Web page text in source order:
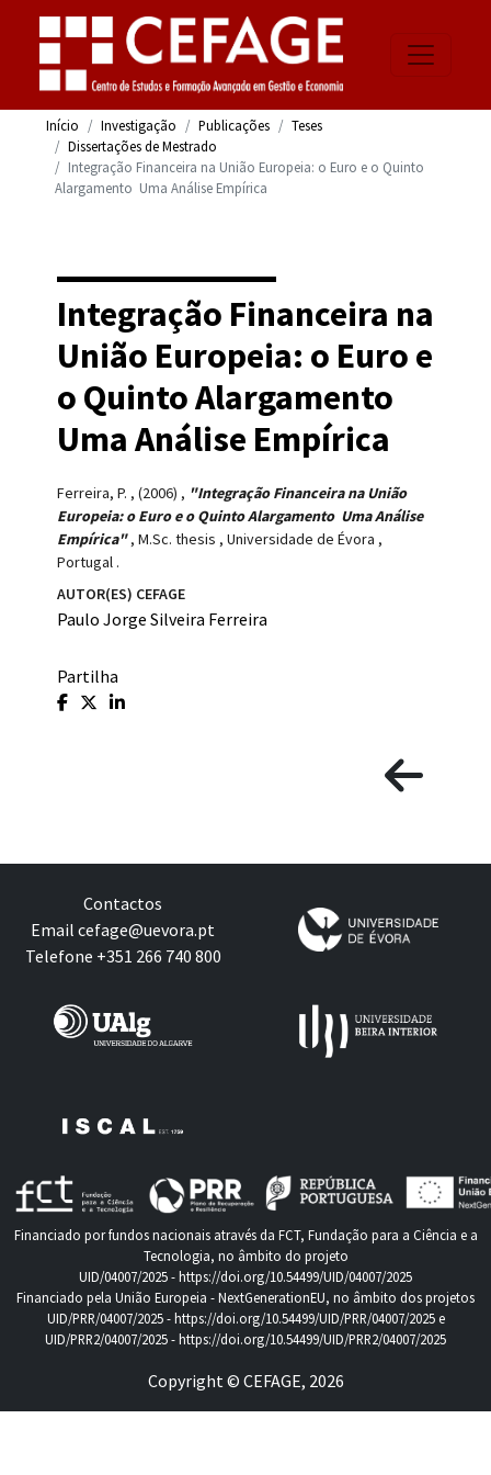
Início Investigação Publicações
Teses
Dissertações de Mestrado
Integração Financeira na União Europeia: o Euro e o Quinto
Alargamento  Uma Análise Empírica
Integração Financeira na
União Europeia: o Euro e
o Quinto Alargamento 
Uma Análise Empírica
Ferreira, P. , (2006) , "Integração Financeira na União
Europeia: o Euro e o Quinto Alargamento  Uma Análise
Empírica", M.Sc. thesis , Universidade de Évora ,
Portugal .
AUTOR(ES) CEFAGE
Paulo Jorge Silveira Ferreira
Partilha
Contactos
Email cefage@uevora.pt
Telefone +351 266 740 800
Financiado por fundos nacionais através da FCT, Fundação para a Ciência e a
Tecnologia, no âmbito do projeto
UID/04007/2025 -https://doi.org/10.54499/UID/04007/2025
Financiado pela União Europeia - NextGenerationEU, no âmbito dos projetos
UID/PRR/04007/2025 -https://doi.org/10.54499/UID/PRR/04007/2025e
UID/PRR2/04007/2025 -https://doi.org/10.54499/UID/PRR2/04007/2025
Copyright © CEFAGE, 2026